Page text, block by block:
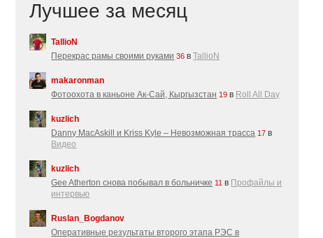
Лучшее за месяц
TallioN
Перекрас рамы своими руками 36 вTallioN
makaronman
Фотоохота в каньоне Ак-Cай, Кыргызстан 19 в Roll All Day
kuzlich
Danny MacAskill и Kriss Kyle – Невозможная трасса 17 в
Видео
kuzlich
Gee Atherton снова побывал в больничке 11 в Профайлы и
интервью
Ruslan_Bogdanov
Оперативные результаты второго этапа РЭС в